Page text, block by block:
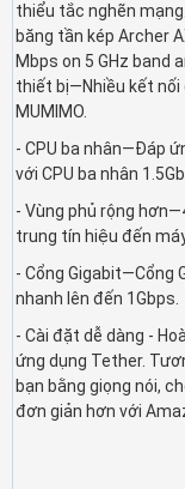
thiểu tắc nghẽn
băng tần kép Archer
Mbps on 5 GHz band
thiết bị—Nhiều kết nối
MUMIMO.
- CPU ba nhân—Đáp
với CPU ba nhân
- Vùng phủ rộng
trung tín hiệu đến
- Cổng Gigabit—Cổng
nhanh lên đến 1Gbps.
- Cài đặt dễ dàng -
ứng dụng Tether.
bạn bằng giọng nói,
đơn giản hơn với